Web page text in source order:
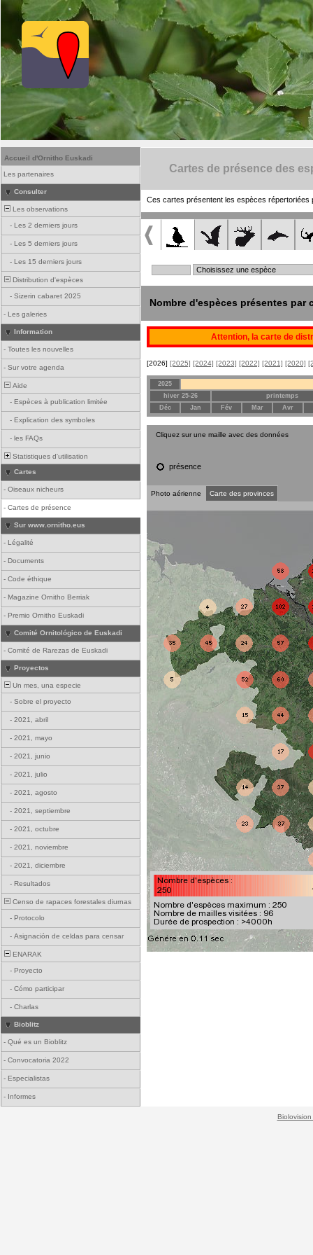
Accueil d'Ornitho Euskadi
Les partenaires
Consulter
Les observations
- Les 2 derniers jours
- Les 5 derniers jours
- Les 15 derniers jours
Distribution d'espèces
- Sizerin cabaret 2025
- Les galeries
Information
- Toutes les nouvelles
- Sur votre agenda
Aide
- Espèces à publication limitée
- Explication des symboles
- les FAQs
Statistiques d'utilisation
Cartes
- Oiseaux nicheurs
- Cartes de présence
Sur www.ornitho.eus
- Légalité
- Documents
- Code éthique
- Magazine Ornitho Berriak
- Premio Ornitho Euskadi
Comité Ornitológico de Euskadi
- Comité de Rarezas de Euskadi
Proyectos
Un mes, una especie
- Sobre el proyecto
- 2021, abril
- 2021, mayo
- 2021, junio
- 2021, julio
- 2021, agosto
- 2021, septiembre
- 2021, octubre
- 2021, noviembre
- 2021, diciembre
- Resultados
Censo de rapaces forestales diurnas
- Protocolo
- Asignación de celdas para censar
ENARAK
- Proyecto
- Cómo participar
- Charlas
Bioblitz
- Qué es un Bioblitz
- Convocatoria 2022
- Especialistas
- Informes
Cartes de présence des
Ces cartes présentent les espèces répertoriées
Nombre d'espèces présentes par
Attention, la carte de
[2026] [2025] [2024] [2023] [2022] [2021] [2020]
2025
hiver 25-26
printemps
Déc
Jan Fév Mar Avr
Cliquez sur une maille avec des données
présence
Photo aérienne Carte des provinces
Biolovision